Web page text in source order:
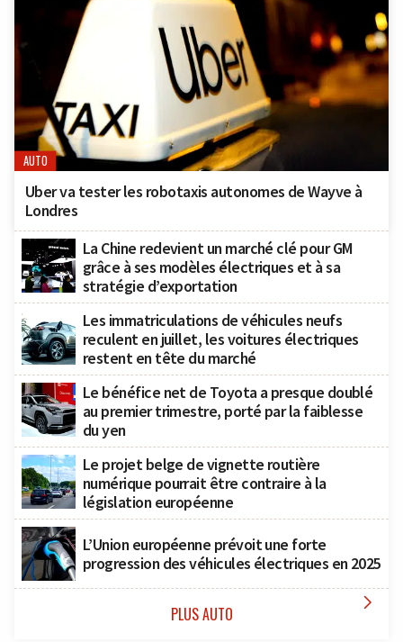
AUTO
Uber va tester les robotaxis autonomes de Wayve à
Londres
La Chine redevient un marché clé pour GM
grâce à ses modèles électriques et à sa
stratégie d’exportation
Les immatriculations de véhicules neufs
reculent en juillet, les voitures électriques
restent en tête du marché
Le bénéfice net de Toyota a presque doublé
au premier trimestre, porté par la faiblesse
du yen
Le projet belge de vignette routière
numérique pourrait être contraire à la
législation européenne
L’Union européenne prévoit une forte
progression des véhicules électriques en 2025
PLUS AUTO 